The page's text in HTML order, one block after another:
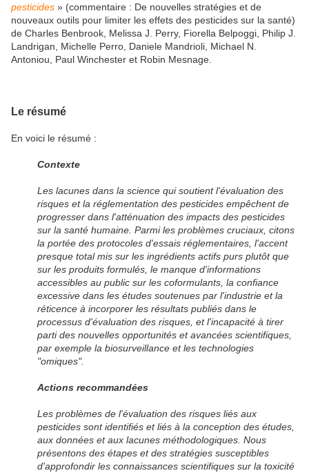
pesticides » (commentaire : De nouvelles stratégies et de
nouveaux outils pour limiter les effets des pesticides sur la santé)
de Charles Benbrook, Melissa J. Perry, Fiorella Belpoggi, Philip J.
Landrigan, Michelle Perro, Daniele Mandrioli, Michael N.
Antoniou, Paul Winchester et Robin Mesnage.
Le résumé
En voici le résumé :
Contexte
Les lacunes dans la science qui soutient l'évaluation des
risques et la réglementation des pesticides empêchent de
progresser dans l'atténuation des impacts des pesticides
sur la santé humaine. Parmi les problèmes cruciaux, citons
la portée des protocoles d'essais réglementaires, l'accent
presque total mis sur les ingrédients actifs purs plutôt que
sur les produits formulés, le manque d'informations
accessibles au public sur les coformulants, la confiance
excessive dans les études soutenues par l'industrie et la
réticence à incorporer les résultats publiés dans le
processus d'évaluation des risques, et l'incapacité à tirer
parti des nouvelles opportunités et avancées scientifiques,
par exemple la biosurveillance et les technologies
"omiques".
Actions recommandées
Les problèmes de l'évaluation des risques liés aux
pesticides sont identifiés et liés à la conception des études,
aux données et aux lacunes méthodologiques. Nous
présentons des étapes et des stratégies susceptibles
d'approfondir les connaissances scientifiques sur la toxicité